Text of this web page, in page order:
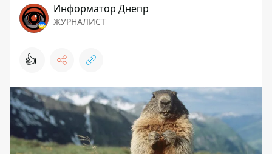
Информатор Днепр
ЖУРНАЛИСТ
👍